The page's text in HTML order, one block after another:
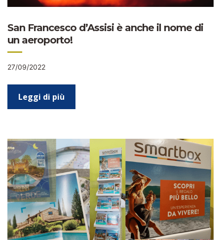
San Francesco d’Assisi è anche il nome di
un aeroporto!
27/09/2022
Leggi di più